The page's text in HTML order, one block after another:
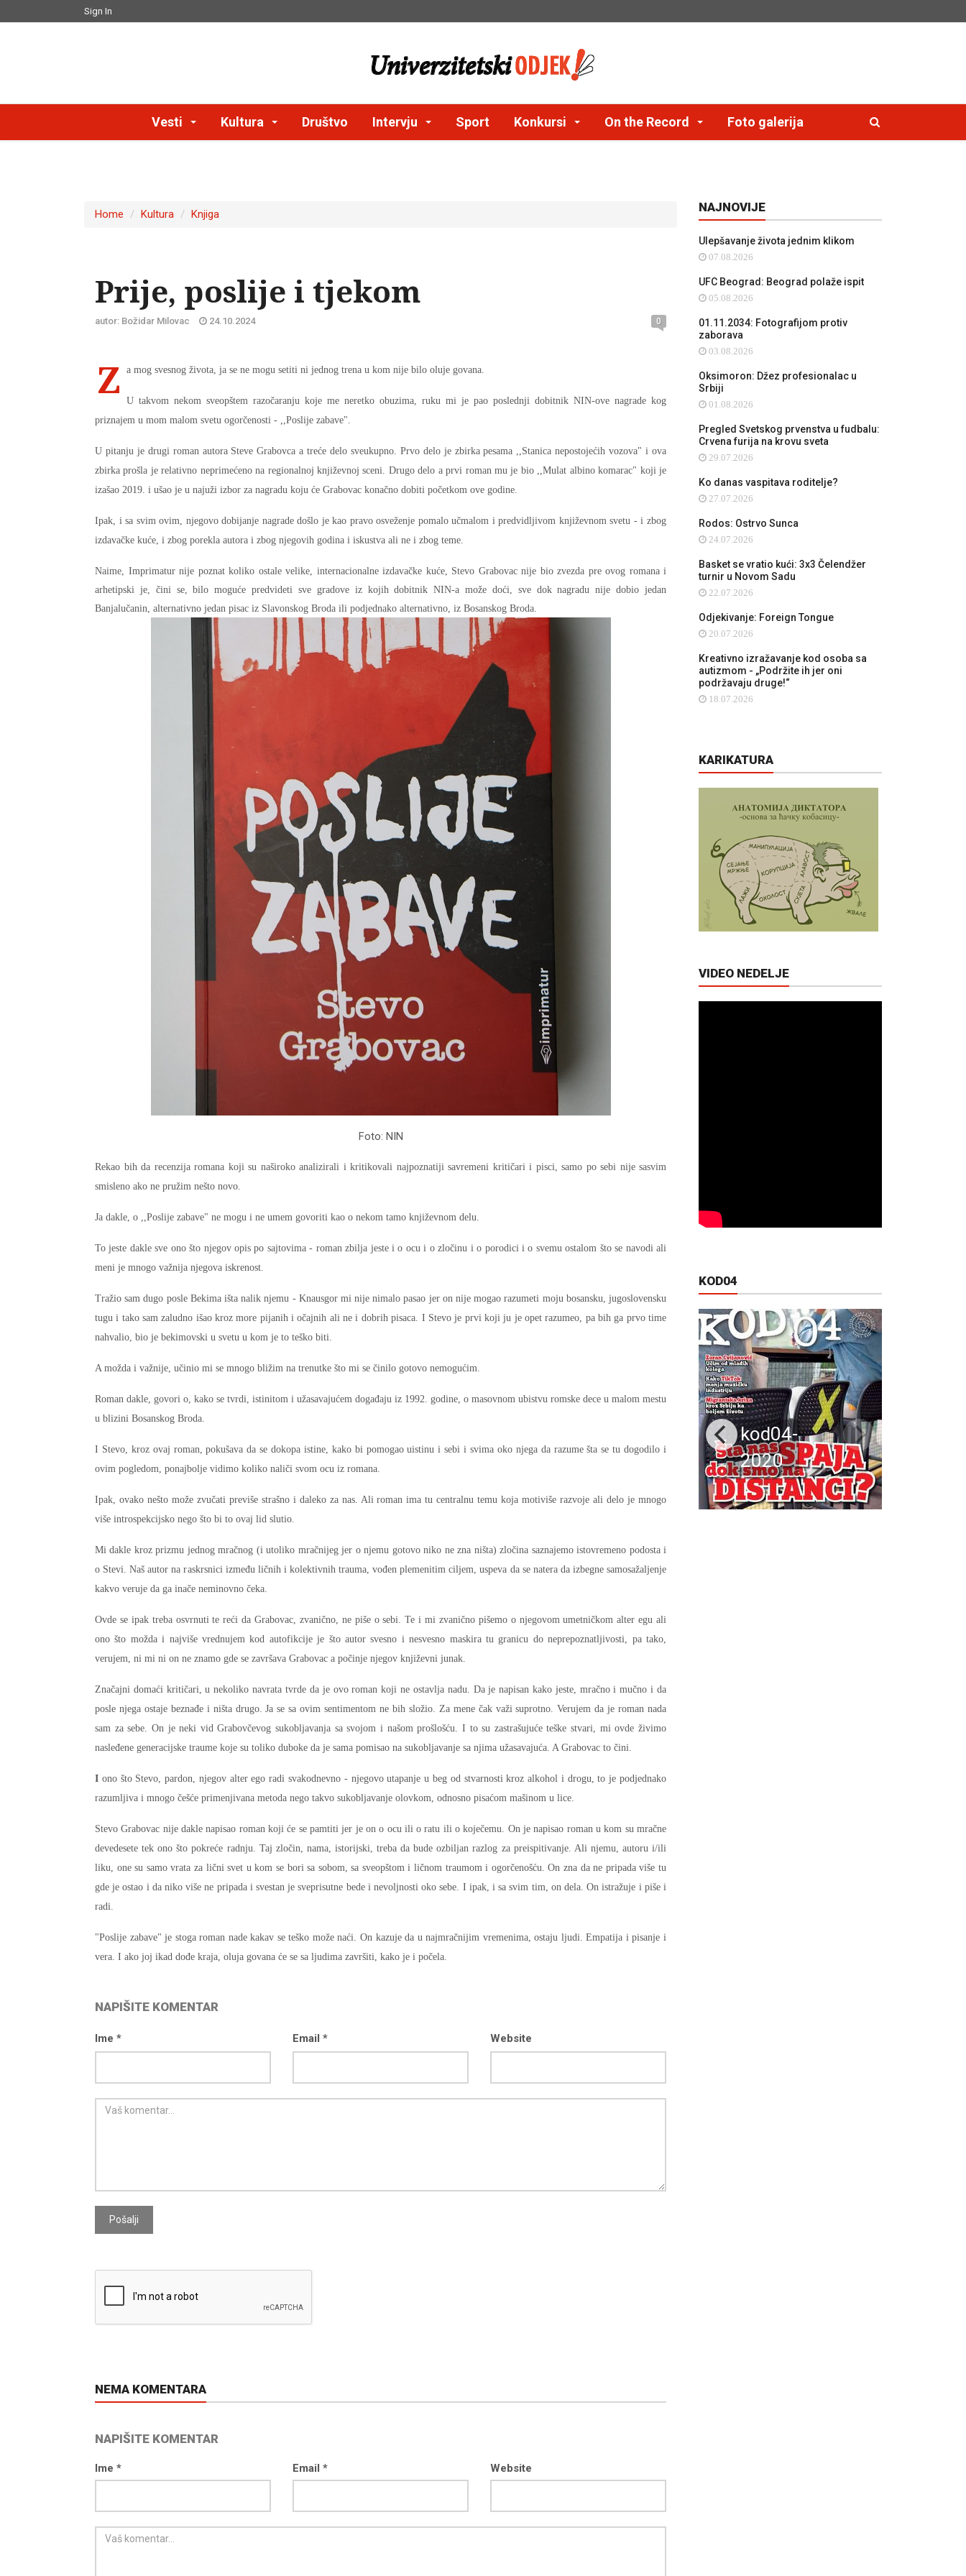
Sign In
Vesti Kultura Društvo Intervju Sport Konkursi On the Record Foto galerija
Home Kultura Knjiga
Prije, poslije i tjekom
autor: Božidar Milovac 24.10.2024 0
Z a mog svesnog života, ja se ne mogu setiti ni jednog trena u kom nije bilo oluje govana.
U takvom nekom sveopštem razočaranju koje me neretko obuzima, ruku mi je pao poslednji dobitnik NIN-ove nagrade kog
priznajem u mom malom svetu ogorčenosti - ,,Poslije zabave".
U pitanju je drugi roman autora Steve Grabovca a treće delo sveukupno. Prvo delo je zbirka pesama ,,Stanica nepostojećih vozova" i ova
zbirka prošla je relativno neprimećeno na regionalnoj književnoj sceni. Drugo delo a prvi roman mu je bio ,,Mulat albino komarac" koji je
izašao 2019. i ušao je u najuži izbor za nagradu koju će Grabovac konačno dobiti početkom ove godine.
Ipak, i sa svim ovim, njegovo dobijanje nagrade došlo je kao pravo osveženje pomalo učmalom i predvidljivom književnom svetu - i zbog
izdavačke kuće, i zbog porekla autora i zbog njegovih godina i iskustva ali ne i zbog teme.
Naime, Imprimatur nije poznat koliko ostale velike, internacionalne izdavačke kuće, Stevo Grabovac nije bio zvezda pre ovog romana i
arhetipski je, čini se, bilo moguće predvideti sve gradove iz kojih dobitnik NIN-a može doći, sve dok nagradu nije dobio jedan
Banjalučanin, alternativno jedan pisac iz Slavonskog Broda ili podjednako alternativno, iz Bosanskog Broda.
Foto: NIN
Rekao bih da recenzija romana koji su naširoko analizirali i kritikovali najpoznatiji savremeni kritičari i pisci, samo po sebi nije sasvim
smisleno ako ne pružim nešto novo.
Ja dakle, o ,,Poslije zabave" ne mogu i ne umem govoriti kao o nekom tamo književnom delu.
To jeste dakle sve ono što njegov opis po sajtovima - roman zbilja jeste i o ocu i o zločinu i o porodici i o svemu ostalom što se navodi ali
meni je mnogo važnija njegova iskrenost.
Tražio sam dugo posle Bekima išta nalik njemu - Knausgor mi nije nimalo pasao jer on nije mogao razumeti moju bosansku, jugoslovensku
tugu i tako sam zaludno išao kroz more pijanih i očajnih ali ne i dobrih pisaca. I Stevo je prvi koji ju je opet razumeo, pa bih ga prvo time
nahvalio, bio je bekimovski u svetu u kom je to teško biti.
A možda i važnije, učinio mi se mnogo bližim na trenutke što mi se činilo gotovo nemogućim.
Roman dakle, govori o, kako se tvrdi, istinitom i užasavajućem događaju iz 1992. godine, o masovnom ubistvu romske dece u malom mestu
u blizini Bosanskog Broda.
I Stevo, kroz ovaj roman, pokušava da se dokopa istine, kako bi pomogao uistinu i sebi i svima oko njega da razume šta se tu dogodilo i
ovim pogledom, ponajbolje vidimo koliko naliči svom ocu iz romana.
Ipak, ovako nešto može zvučati previše strašno i daleko za nas. Ali roman ima tu centralnu temu koja motiviše razvoje ali delo je mnogo
više introspekcijsko nego što bi to ovaj lid slutio.
Mi dakle kroz prizmu jednog mračnog (i utoliko mračnijeg jer o njemu gotovo niko ne zna ništa) zločina saznajemo istovremeno podosta i
o Stevi. Naš autor na raskrsnici između ličnih i kolektivnih trauma, vođen plemenitim ciljem, uspeva da se natera da izbegne samosažaljenje
kakvo veruje da ga inače neminovno čeka.
Ovde se ipak treba osvrnuti te reći da Grabovac, zvanično, ne piše o sebi. Te i mi zvanično pišemo o njegovom umetničkom alter egu ali
ono što možda i najviše vrednujem kod autofikcije je što autor svesno i nesvesno maskira tu granicu do neprepoznatljivosti, pa tako,
verujem, ni mi ni on ne znamo gde se završava Grabovac a počinje njegov književni junak.
Značajni domaći kritičari, u nekoliko navrata tvrde da je ovo roman koji ne ostavlja nadu. Da je napisan kako jeste, mračno i mučno i da
posle njega ostaje beznađe i ništa drugo. Ja se sa ovim sentimentom ne bih složio. Za mene čak važi suprotno. Verujem da je roman nada
sam za sebe. On je neki vid Grabovčevog sukobljavanja sa svojom i našom prošlošću. I to su zastrašujuće teške stvari, mi ovde živimo
nasleđene generacijske traume koje su toliko duboke da je sama pomisao na sukobljavanje sa njima užasavajuća. A Grabovac to čini.
I ono što Stevo, pardon, njegov alter ego radi svakodnevno - njegovo utapanje u beg od stvarnosti kroz alkohol i drogu, to je podjednako
razumljiva i mnogo češće primenjivana metoda nego takvo sukobljavanje olovkom, odnosno pisaćom mašinom u lice.
Stevo Grabovac nije dakle napisao roman koji će se pamtiti jer je on o ocu ili o ratu ili o koječemu. On je napisao roman u kom su mračne
devedesete tek ono što pokreće radnju. Taj zločin, nama, istorijski, treba da bude ozbiljan razlog za preispitivanje. Ali njemu, autoru i/ili
liku, one su samo vrata za lični svet u kom se bori sa sobom, sa sveopštom i ličnom traumom i ogorčenošću. On zna da ne pripada više tu
gde je ostao i da niko više ne pripada i svestan je sveprisutne bede i nevoljnosti oko sebe. I ipak, i sa svim tim, on dela. On istražuje i piše i
radi.
"Poslije zabave" je stoga roman nade kakav se teško može naći. On kazuje da u najmračnijim vremenima, ostaju ljudi. Empatija i pisanje i
vera. I ako joj ikad dođe kraja, oluja govana će se sa ljudima završiti, kako je i počela.
NAPIŠITE KOMENTAR
Ime * Email * Website
Pošalji
NEMA KOMENTARA
NAPIŠITE KOMENTAR
Ime * Email * Website
NAJNOVIJE
Ulepšavanje života jednim klikom
07.08.2026
UFC Beograd: Beograd polaže ispit
05.08.2026
01.11.2034: Fotografijom protiv
zaborava
03.08.2026
Oksimoron: Džez profesionalac u
Srbiji
01.08.2026
Pregled Svetskog prvenstva u fudbalu:
Crvena furija na krovu sveta
29.07.2026
Ko danas vaspitava roditelje?
27.07.2026
Rodos: Ostrvo Sunca
24.07.2026
Basket se vratio kući: 3x3 Čelendžer
turnir u Novom Sadu
22.07.2026
Odjekivanje: Foreign Tongue
20.07.2026
Kreativno izražavanje kod osoba sa
autizmom - „Podržite ih jer oni
podržavaju druge!“
18.07.2026
KARIKATURA
VIDEO NEDELJE
KOD04
2017
2018
kod04-
2020